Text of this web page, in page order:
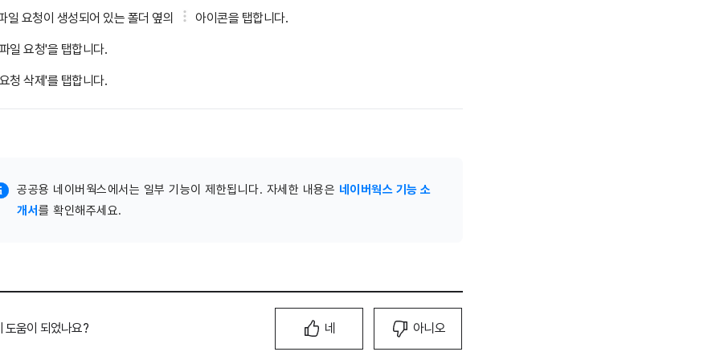
일 요청이 생성되어 있는 폴더 옆의 아이콘을 탭합니다.
일 요청'을 탭합니다.
청 삭제'를 탭합니다.
공공용 네이버웍스에서는 일부 기능이 제한됩니다. 자세한 내용은 네이버웍스 기능 소
개서를 확인해주세요.
도움이 되었나요? 네 아니오